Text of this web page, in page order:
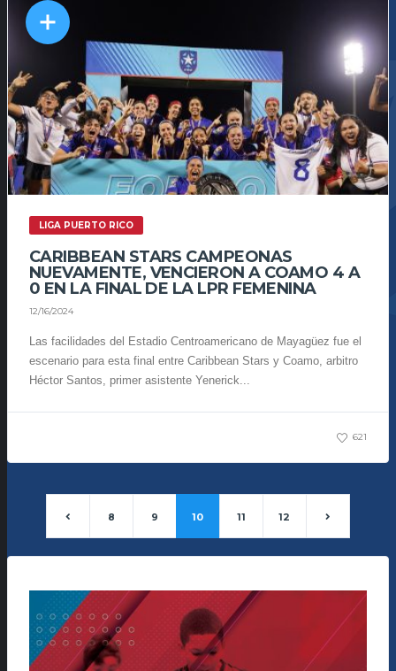
LIGA PUERTO RICO
CARIBBEAN STARS CAMPEONAS
NUEVAMENTE, VENCIERON A COAMO 4 A
0 EN LA FINAL DE LA LPR FEMENINA
12/16/2024
Las facilidades del Estadio Centroamericano de Mayagüez fue el
escenario para esta final entre Caribbean Stars y Coamo, arbitro
Héctor Santos, primer asistente Yenerick...
621
8 9 10 11 12